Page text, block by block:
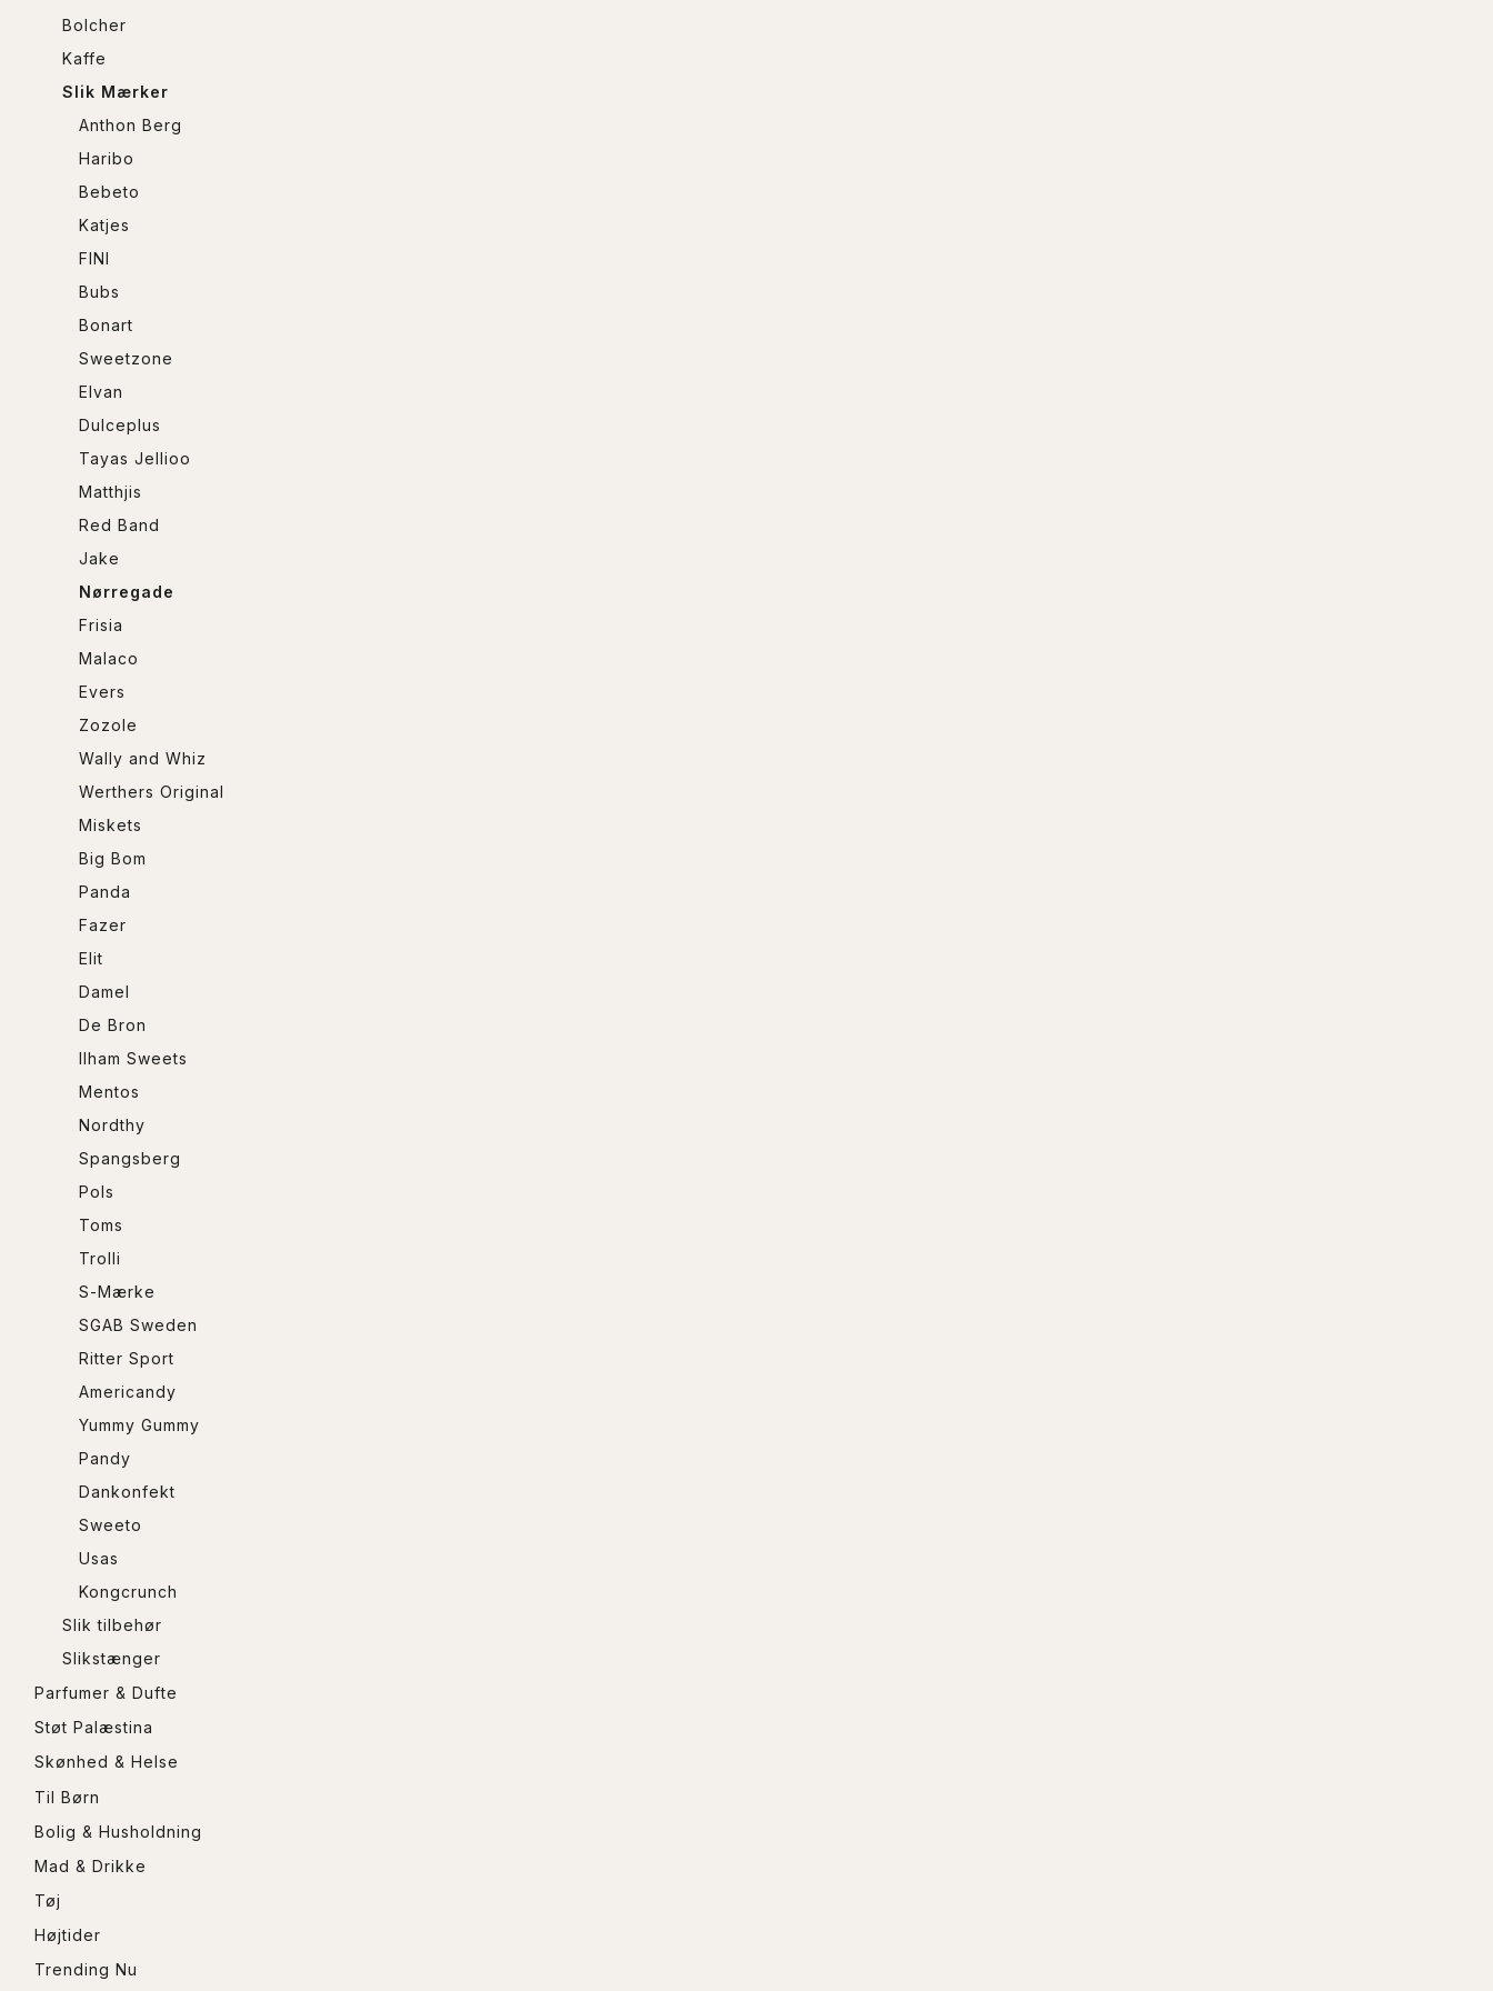
Bolcher
Kaffe
Slik Mærker
Anthon Berg
Haribo
Bebeto
Katjes
FINI
Bubs
Bonart
Sweetzone
Elvan
Dulceplus
Tayas Jellioo
Matthjis
Red Band
Jake
Nørregade
Frisia
Malaco
Evers
Zozole
Wally and Whiz
Werthers Original
Miskets
Big Bom
Panda
Fazer
Elit
Damel
De Bron
Ilham Sweets
Mentos
Nordthy
Spangsberg
Pols
Toms
Trolli
S-Mærke
SGAB Sweden
Ritter Sport
Americandy
Yummy Gummy
Pandy
Dankonfekt
Sweeto
Usas
Kongcrunch
Slik tilbehør
Slikstænger
Parfumer & Dufte
Støt Palæstina
Skønhed & Helse
Til Børn
Bolig & Husholdning
Mad & Drikke
Tøj
Højtider
Trending Nu